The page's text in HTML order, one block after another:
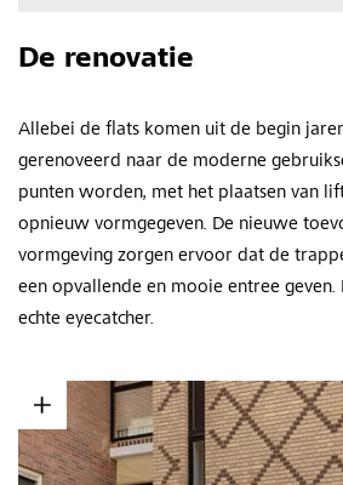
De renovatie
Allebei de flats komen uit de begin
gerenoveerd naar de moderne
punten worden, met het plaatsen van
opnieuw vormgegeven. De nieuwe
vormgeving zorgen ervoor dat de
een opvallende en mooie entree geven.
echte eyecatcher.